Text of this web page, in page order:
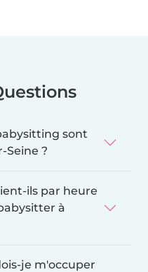
sont
Seine ?
ils par heure
à
je m'occuper